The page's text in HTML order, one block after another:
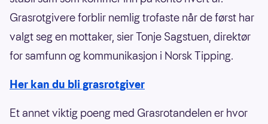
Grasrotgivere forblir nemlig trofaste når de først har
valgt seg en mottaker, sier Tonje Sagstuen, direktør
for samfunn og kommunikasjon i Norsk Tipping.
Her kan du bli grasrotgiver
Et annet viktig poeng med Grasrotandelen er hvor